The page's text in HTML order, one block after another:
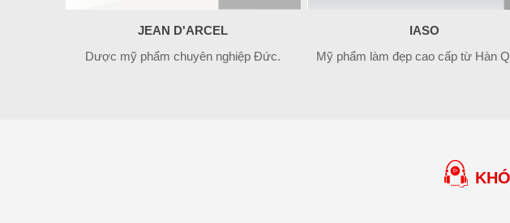
JEAN D'ARCEL
Dược mỹ phẩm chuyên nghiệp Đức.
IASO
Mỹ phẩm làm đẹp cao cấp từ Hàn